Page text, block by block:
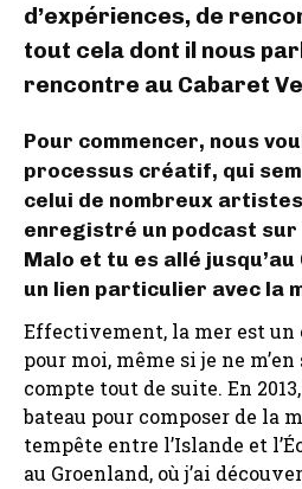
d’expériences, de
tout cela dont il nous
rencontre au Cabaret
Pour commencer, nous
processus créatif, qui
celui de nombreux
enregistré un podcast sur
Malo et tu es allé
un lien particulier avec la
Effectivement, la mer est
pour moi, même si je ne
compte tout de suite. En
bateau pour composer de la
tempête entre l’Islande et
au Groenland, où j’ai